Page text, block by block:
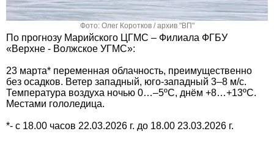
Фото: Олег Коротков / архив "ВП"
По прогнозу Марийского ЦГМС – Филиала ФГБУ
«Верхне - Волжское УГМС»:
23 марта* переменная облачность, преимущественно
без осадков. Ветер западный, юго-западный 3–8 м/с.
Температура воздуха ночью 0…–5ºС, днём +8…+13ºС.
Местами гололедица.
*- с 18.00 часов 22.03.2026 г. до 18.00 23.03.2026 г.